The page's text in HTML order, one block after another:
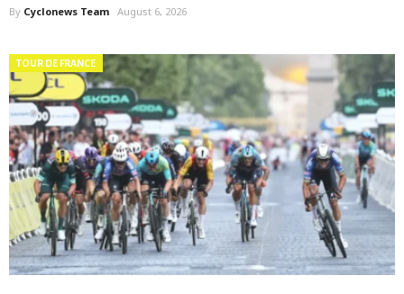
8ο εταπ – Δεύτερη νίκη για Merlier
7ο εταπ – Νίκη στο σπριντ για Merlier
6ο εταπ – Απίστευτη νίκη για Tadej Pogačar
5ο εταπ – Νίκη για Olav Kooij
4ο εταπ – Νίκη σε σπριντ για Pedersen
3ο εταπ – Νίκη για Pogačar
By Cyclonews Team August 6, 2026
TOUR DE FRANCE